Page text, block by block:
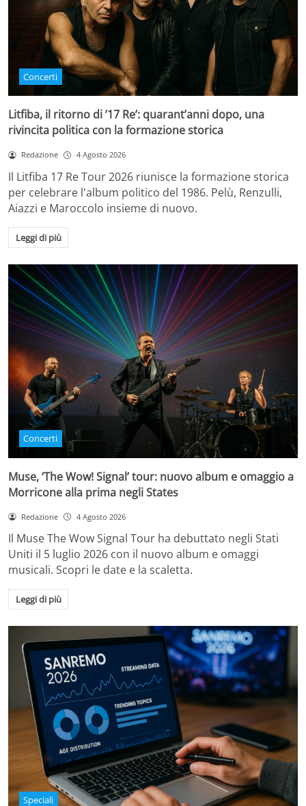
Concerti
Litfiba, il ritorno di ’17 Re’: quarant’anni dopo, una
rivincita politica con la formazione storica
Redazione 4 Agosto 2026
Il Litfiba 17 Re Tour 2026 riunisce la formazione storica
per celebrare l'album politico del 1986. Pelù, Renzulli,
Aiazzi e Maroccolo insieme di nuovo.
Leggi di più
Concerti
Muse, ‘The Wow! Signal’ tour: nuovo album e omaggio a
Morricone alla prima negli States
Redazione 4 Agosto 2026
Il Muse The Wow Signal Tour ha debuttato negli Stati
Uniti il 5 luglio 2026 con il nuovo album e omaggi
musicali. Scopri le date e la scaletta.
Leggi di più
Speciali